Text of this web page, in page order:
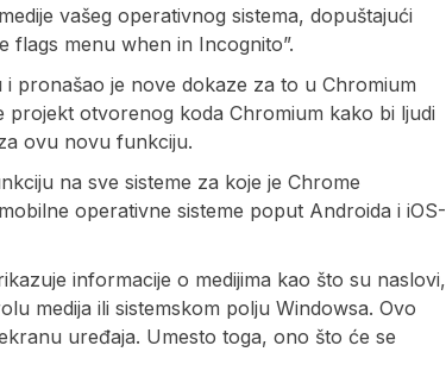
vašeg operativnog sistema, dopuštajući
flags menu when in Incognito”.
pronašao je nove dokaze za to u Chromium
otvorenog koda Chromium kako bi ljudi
ovu novu funkciju.
na sve sisteme za koje je Chrome
operativne sisteme poput Androida i iOS-
​​informacije o medijima kao što su naslovi,
medija ili sistemskom polju Windowsa. Ovo
uređaja. Umesto toga, ono što će se